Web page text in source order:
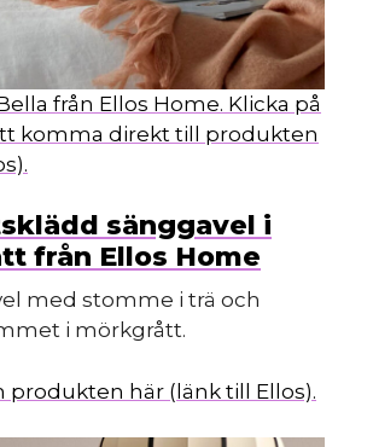
från Ellos Home. Klicka på
komma direkt till produkten
sänggavel i
från Ellos Home
med stomme i trä och
i mörkgrått.
produkten här (länk till Ellos).